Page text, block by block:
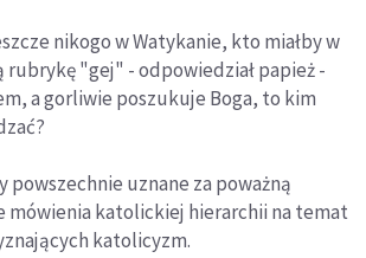
nikogo w Watykanie, kto miałby w
rubrykę "gej" - odpowiedział papież -
a gorliwie poszukuje Boga, to kim
powszechnie uznane za poważną
mówienia katolickiej hierarchii na temat
katolicyzm.